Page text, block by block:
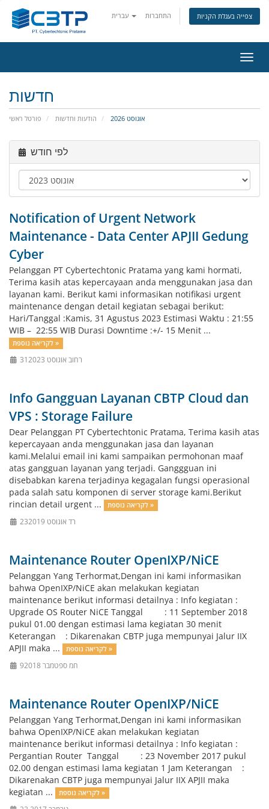
התחברות צפייה בעגלת הקניות
ניווט
חדשות
פורטל ראשי הודעות וחדשות אוגוסט 2026
לפי חודש
Notification of Urgent Network
Maintenance - Data Center APJII Gedung
Cyber
Pelanggan PT Cybertechtonic Pratama yang kami hormati,
Terima kasih atas kepercayaan anda menggunakan jasa dan
layanan kami. Berikut kami informasikan notifikasi urgent
maintenance dengan detail kegiatan sebagai berikut:
Hari/Tanggal :Kamis, 31 Agustus 2023 Estimasi Waktu : 21:55
WIB – 22:55 WIB Durasi Downtime :+/- 15 Menit ...
לקריאה נוספת »
31רחוב אוגוסט 2023
Info Gangguan Layanan CBTP Cloud dan
VPS : Storage Failure
Dear Pelanggan PT Cybertechtonic Pratama, Terima kasih atas
kepercayaan anda menggunakan jasa dan layanan
kami.Melalui email ini kami sampaikan permohonan maaf
atas gangguan layanan yang terjadi. Ganggguan ini
disebabkan karena terjadinya kegagalan fungsi operasional
pada salah satu komponen di server storage kami.Berikut
rincian detail urgent ...
לקריאה נוספת »
23רד אוגוסט 2019
Maintenance Router OpenIXP/NiCE
Pelanggan Yang Terhormat,Dengan ini kami informasikan
bahwa OpenIXP/NiCE akan melakukan kegiatan
maintenance berikut informasi detailnya : Info kegiatan :
Upgrade OS Router NiCE Tanggal : 11 September 2018
pukul 01.00 dengan estimasi lama kegiatan 30 menit
Keterangan : Dikarenakan CBTP juga mempunyai Jalur IIX
APJII maka ...
לקריאה נוספת »
9חמ ספטמבר 2018
Maintenance Router OpenIXP/NiCE
Pelanggan Yang Terhormat,Dengan ini kami informasikan
bahwa OpenIXP/NiCE akan melakukan kegiatan
maintenance berikut informasi detailnya : Info kegiatan :
Pergantian Router Tanggal : 23 November 2017 pukul
02.00 dengan estimasi lama kegiatan 1 Jam Keterangan :
Dikarenakan CBTP juga mempunyai Jalur IIX APJII maka
kegiatan ...
לקריאה נוספת »